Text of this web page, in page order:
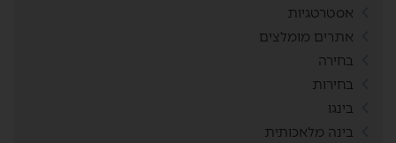
אסטרטגיות
אתרים מומלצים
בחירה
בחירות
בינגו
בינה מלאכותית